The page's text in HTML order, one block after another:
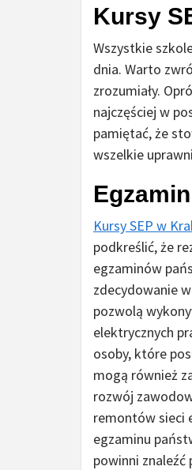
Kursy
Wszystkie
dnia. Warto
zrozumiały.
najczęściej w
pamiętać, że
wszelkie
Kursy SEP w
podkreślić, że
egzaminów
zdecydowanie
pozwolą
elektrycznych
osoby, które
mogą również
rozwój
remontów sieci
egzaminu
powinni znaleźć